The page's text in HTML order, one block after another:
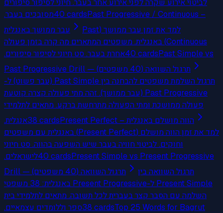
מסובכים בעבר.40 cardsPast Progressive / Continuous –
עבר ממושך באנגלית
למד את זמן עבר ממושך (Past
Continuous) באנגלית. משפטים המתארים מה קרה בזמן פעולה
אחרת בעבר. סט חיוני לסיפור סיפורים.40 cardsPast Simple vs
Past Progressive Drill — תרגול השוואה (40 משפטים)
תרגול השלמת משפטים להבחנה בין Past Simple (עבר פשוט) ל-
Past Progressive (עבר ממושך). זהה מתי פעולה קצרה קוטעת
פעולה ממושכת ומתי הפעולה מתרחשת ברקע. מתאים לתלמידי
אנגלית.38 cards
Present Perfect – הווה מושלם באנגלית
למד את זמן הווה מושלם (Present Perfect) באנגלית עם משפטים
וחוקים. לביטוי חוויה בעבר שיש השפעה בהווה. סט חיוני
לישראלים.40 cardsPresent Simple vs Present Progressive
Drill — תרגול השוואה (40 משפטים)
תרגול השוואה בין
Present Simple ל-Present Progressive באנגלית: 38 משפטי
השלמה עם הסבר קצר בעברית לכל תשובה. מתאים לתלמידי בית
ספר וללומדים עצמאיים.38 cardsTop 25 Words for Bagrut